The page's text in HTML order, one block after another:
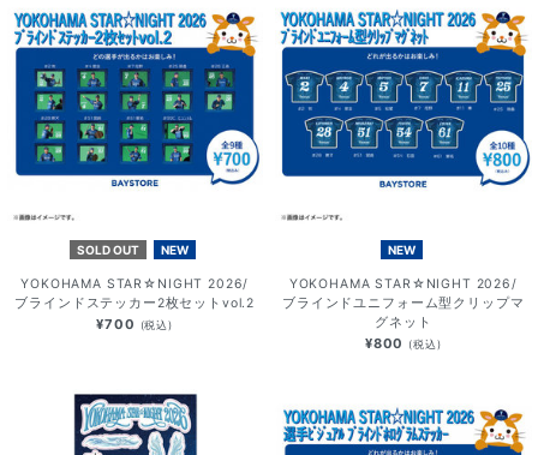
SOLD OUT NEW
YOKOHAMA STAR☆NIGHT 2026/
ブラインドステッカー2枚セットvol.2
¥700 (税込)
NEW
YOKOHAMA STAR☆NIGHT 2026/
ブラインドユニフォーム型クリップマ
グネット
¥800 (税込)